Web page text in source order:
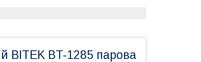
BITEK BT-1285 парова